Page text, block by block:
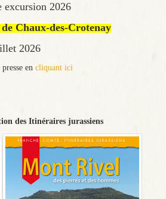
excursion 2026
Chaux-des-Crotenay
2026
en cliquant ici
des Itinéraires jurassiens